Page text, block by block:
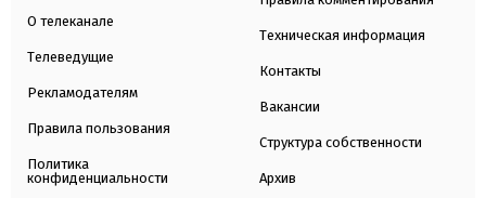
О телеканале
Телеведущие
Рекламодателям
Правила пользования
Политика
конфиденциальности
Техническая информация
Контакты
Вакансии
Структура собственности
Архив